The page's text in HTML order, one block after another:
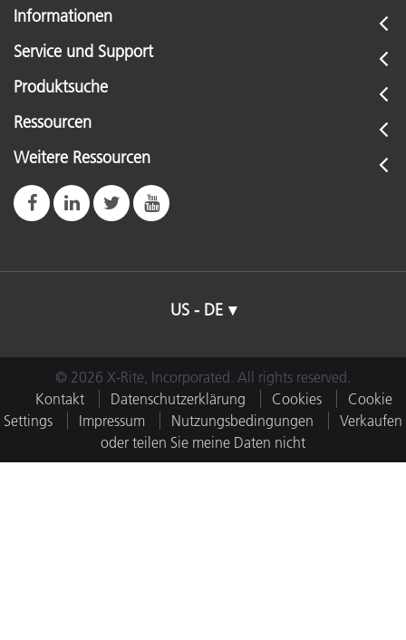
Informationen
Service und Support
Produktsuche
Ressourcen
Weitere Ressourcen
US - DE
© 2026 X-Rite, Incorporated. All rights reserved.
Kontakt
Datenschutzerklärung Cookies
Cookie
Settings
Impressum Nutzungsbedingungen
Verkaufen
oder teilen Sie meine Daten nicht